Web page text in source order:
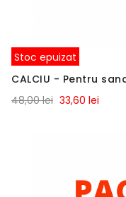
Stoc epuizat
CALCIU - Pentru
48,00 lei 33,60 lei